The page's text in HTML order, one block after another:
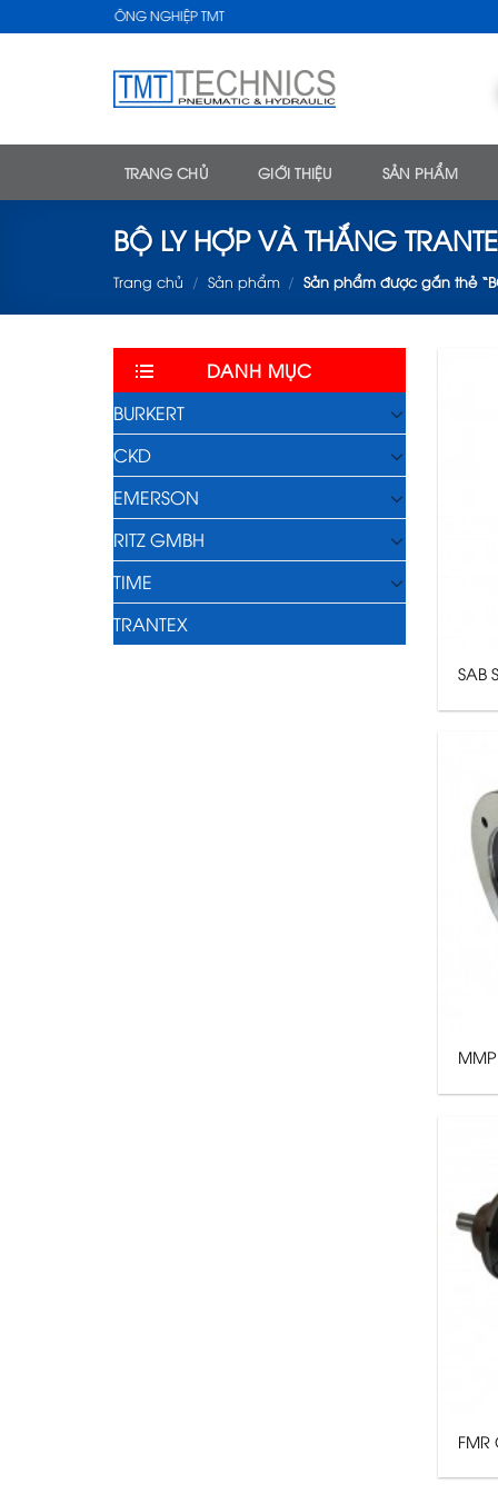
to
THUẬT CÔNG NGHIỆP TMT
TRANG CHỦ GIỚI THIỆU SẢN PHẨM
BỘ LY HỢP VÀ THẮNG
Trang chủ / Sản phẩm / Sản phẩm được gắn thẻ
DANH MỤC
BURKERT
CKD
EMERSON
RITZ GMBH
TIME
TRANTEX
SAB